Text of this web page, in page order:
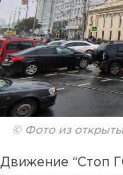
© Фото из
Движение “Стоп